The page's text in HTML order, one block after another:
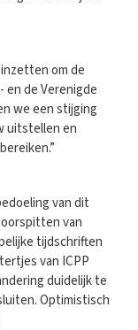
om de
en de Verenigde
we een stijging
uitstellen en
van dit
van
tijdschriften
van ICPP
duidelijk te
Optimistisch